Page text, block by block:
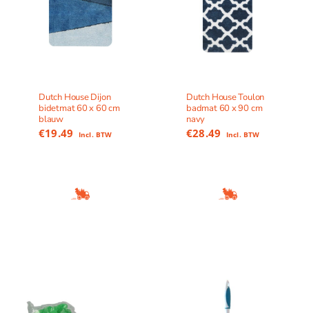
Dutch House Dijon
bidetmat 60 x 60 cm
blauw
€19.49 Incl. BTW
Dutch House Toulon
badmat 60 x 90 cm
navy
€28.49 Incl. BTW